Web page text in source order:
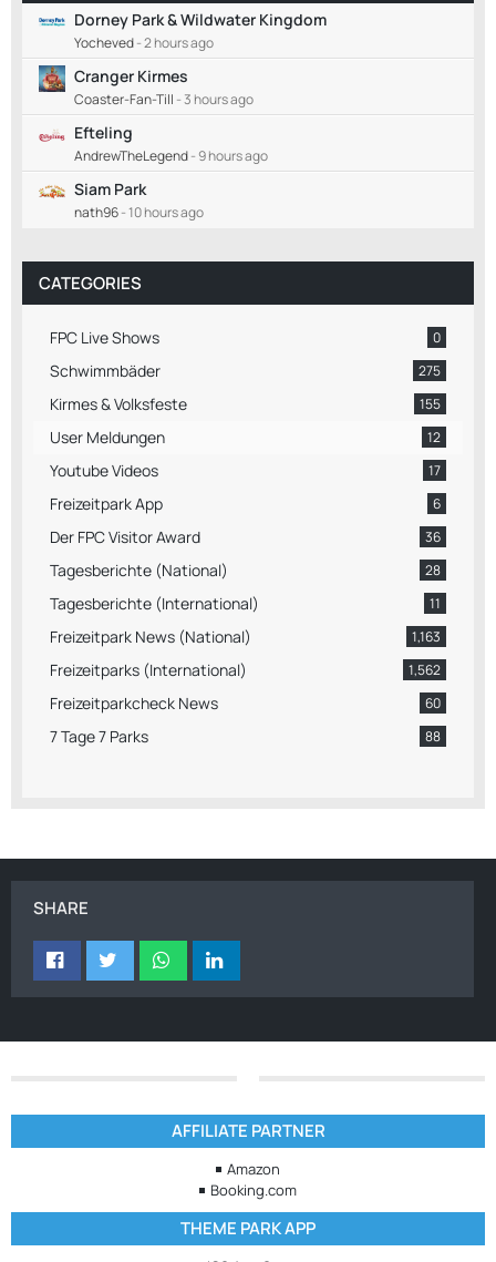
Dorney Park & Wildwater Kingdom
Yocheved-2 hours ago
Cranger Kirmes
Coaster-Fan-Till -3 hours ago
Efteling
AndrewTheLegend-9 hours ago
Siam Park
nath96-10 hours ago
CATEGORIES
FPC Live Shows 0
Schwimmbäder 275
Kirmes & Volksfeste 155
User Meldungen 12
Youtube Videos 17
Freizeitpark App 6
Der FPC Visitor Award 36
Tagesberichte (National) 28
Tagesberichte (International) 11
Freizeitpark News (National) 1,163
Freizeitparks (International) 1,562
Freizeitparkcheck News 60
7 Tage 7 Parks 88
SHARE
AFFILIATE PARTNER
Amazon
Booking.com
THEME PARK APP